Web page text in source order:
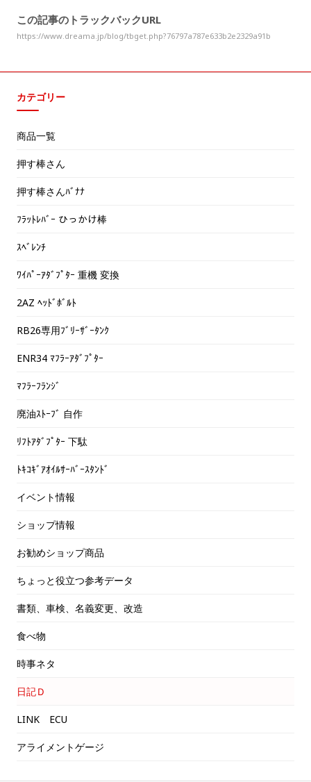
この記事のトラックバックURL
https://www.dreama.jp/blog/tbget.php?76797a787e633b2e2329a91b
カテゴリー
商品一覧
押す棒さん
押す棒さんﾊﾞﾅﾅ
ﾌﾗｯﾄﾚﾊﾞｰ ひっかけ棒
ｽﾍﾞﾚﾝﾁ
ﾜｲﾊﾟｰｱﾀﾞﾌﾟﾀｰ 重機 変換
2AZ ﾍｯﾄﾞﾎﾞﾙﾄ
RB26専用ﾌﾞﾘｰｻﾞｰﾀﾝｸ
ENR34 ﾏﾌﾗｰｱﾀﾞﾌﾟﾀｰ
ﾏﾌﾗｰﾌﾗﾝｼﾞ
廃油ｽﾄｰﾌﾞ 自作
ﾘﾌﾄｱﾀﾞﾌﾟﾀｰ 下駄
ﾄｷｺｷﾞｱｵｲﾙｻｰﾊﾞｰｽﾀﾝﾄﾞ
イベント情報
ショップ情報
お勧めショップ商品
ちょっと役立つ参考データ
書類、車検、名義変更、改造
食べ物
時事ネタ
日記Ｄ
LINK ECU
アライメントゲージ